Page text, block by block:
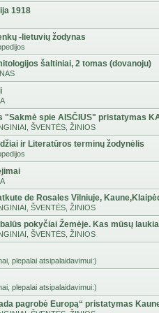
1918
-lietuvių žodynas
šaltiniai, 2 tomas (dovanoju)
"Sakmė spie AISČIUS" pristatymas
ŠVENTĖS, ŽINIOS
ir Literatūros terminų žodynėlis
de Rosales Vilniuje,
ŠVENTĖS, ŽINIOS
pokyčiai Žemėje. Kas mūsų
ŠVENTĖS, ŽINIOS
plepalai atsipalaidavimui:)
plepalai atsipalaidavimui:)
pagrobė Europą“ pristatymas